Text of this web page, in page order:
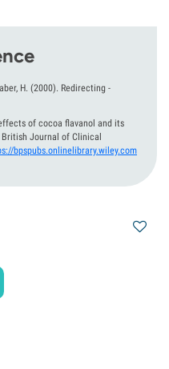
H. (2000). Redirecting -
of cocoa flavanol and its
Journal of Clinical
bpspubs.onlinelibrary.wiley.com